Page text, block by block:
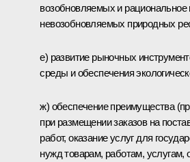
возобновляемых и рациональное
невозобновляемых природных
е) развитие рыночных
среды и обеспечения
ж) обеспечение преимущества
при размещении заказов на
работ, оказание услуг для
нужд товарам, работам,